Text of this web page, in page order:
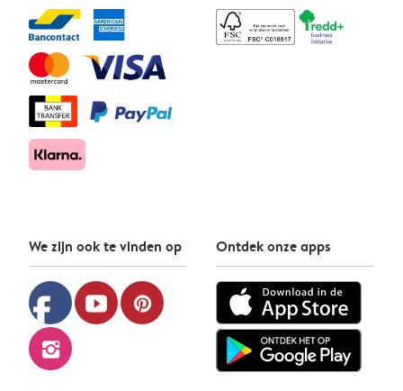
We zijn ook te vinden op
facebook youtube pinterest
instagram
Ontdek onze apps